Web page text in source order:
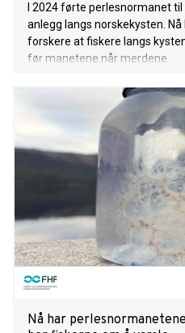
I 2024 førte perlesnormanet
anlegg langs norskekysten.
forskere at fiskere langs
før manetene når merdene.
Nå har